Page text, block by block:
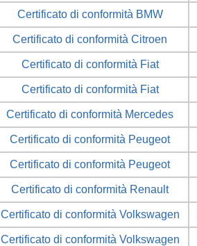
Certificato di conformità BMW
Certificato di conformità Citroen
Certificato di conformità Fiat
Certificato di conformità Fiat
Certificato di conformità Mercedes
Certificato di conformità Peugeot
Certificato di conformità Peugeot
Certificato di conformità Renault
Certificato di conformità Volkswagen
Certificato di conformità Volkswagen